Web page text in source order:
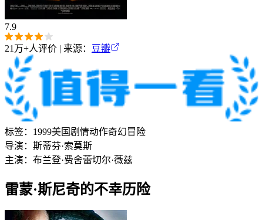
7.9
21万+人评价 | 来源： 豆瓣
标签： 1999美国剧情动作奇幻冒险
导演： 斯蒂芬·索莫斯
主演： 布兰登·费舍蕾切尔·薇兹
雷蒙·斯尼奇的不幸历险